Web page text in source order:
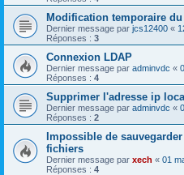
Modification temporaire
Dernier message par jcs12400 «
Réponses : 3
Connexion LDAP
Dernier message par adminvdc «
Réponses : 4
Supprimer l'adresse ip
Dernier message par adminvdc «
Réponses : 2
Impossible de
fichiers
Dernier message par xech « 01
Réponses : 4